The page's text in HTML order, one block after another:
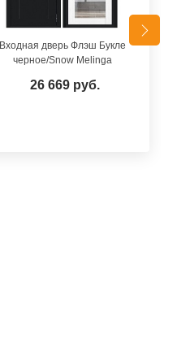
Входная дверь Флэш Букле
черное/Snow Melinga
26 669 руб.